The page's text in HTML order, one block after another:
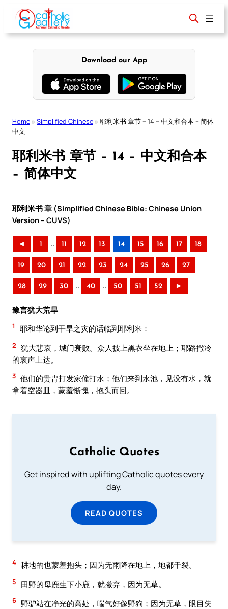
content
Download our App
Home » Simplified Chinese » 耶利米书 章节 – 14 – 中文和合本 – 简体
中文
耶利米书 章节 – 14 – 中文和合本
– 简体中文
耶利米书 章 (Simplified Chinese Bible: Chinese Union
Version – CUVS)
◄ 1 .. 11 12 13 14 15 16 17 18
19 20 21 22 23 24 25 26 27
28 29 30 .. 40 .. 50 51 52 ►
豫言犹大荒旱
1 耶和华论到干旱之灾的话临到耶利米：
2 犹大悲哀，城门衰败。众人披上黑衣坐在地上；耶路撒冷
的哀声上达。
3 他们的贵胄打发家僮打水；他们来到水池，见没有水，就
拿着空器皿，蒙羞惭愧，抱头而回。
Catholic Quotes
Get inspired with uplifting Catholic quotes every
day.
READ QUOTES
4 耕地的也蒙羞抱头；因为无雨降在地上，地都干裂。
5 田野的母鹿生下小鹿，就撇弃，因为无草。
6 野驴站在净光的高处，喘气好像野狗；因为无草，眼目失